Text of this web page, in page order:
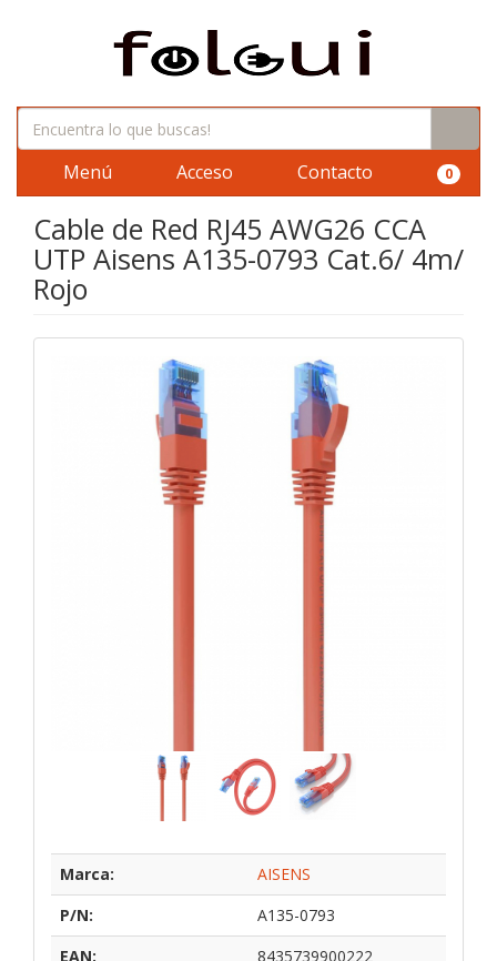
Menú Acceso Contacto 0
Cable de Red RJ45 AWG26 CCA
UTP Aisens A135-0793 Cat.6/ 4m/
Rojo
Marca:
AISENS
P/N:
A135-0793
EAN:
8435739900222